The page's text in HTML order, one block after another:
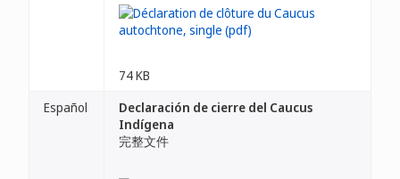
74 KB
Español
Declaración de cierre del Caucus
Indígena
完整文件